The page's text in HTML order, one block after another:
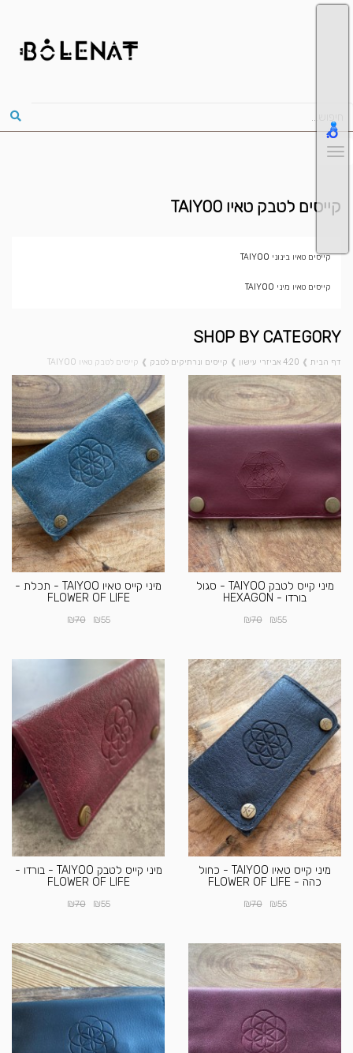
קייסים לטבק טאיו TAIYOO
קייסים טאיו בינוני TAIYOO
קייסים טאיו מיני TAIYOO
SHOP BY CATEGORY
דף הבית ❱ 4:20 אביזרי עישון ❱ קייסים ונרתיקים לטבק ❱ קייסים לטבק טאיו TAIYOO
מיני קייס לטבק TAIYOO - סגול
בורדו - HEXAGON
₪55
₪70
מיני קייס טאיו TAIYOO - תכלת -
FLOWER OF LIFE
₪55
₪70
מיני קייס טאיו TAIYOO - כחול
כהה - FLOWER OF LIFE
₪55
₪70
מיני קייס לטבק TAIYOO - בורדו -
FLOWER OF LIFE
₪55
₪70